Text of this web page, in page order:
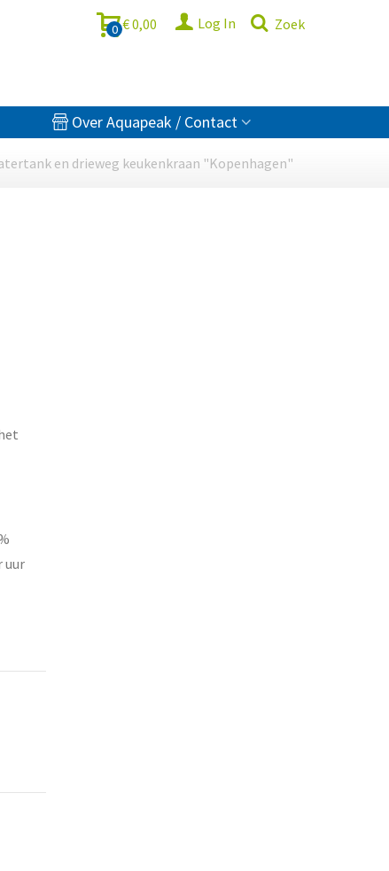
0 € 0,00 Log In Zoek
Over Aquapeak / Contact
en drieweg keukenkraan "Kopenhagen"
uur